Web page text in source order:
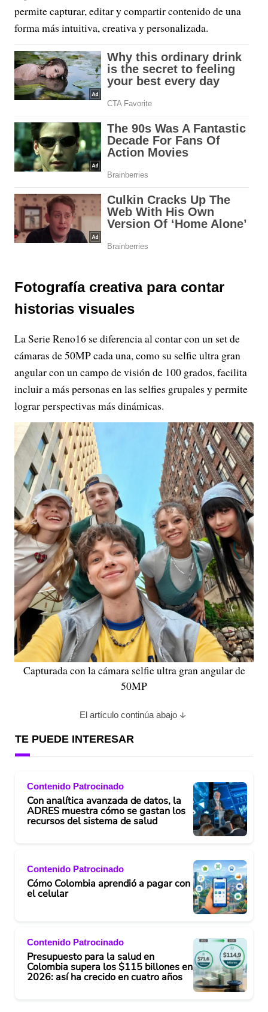
permite capturar, editar y compartir contenido de una
forma más intuitiva, creativa y personalizada.
Fotografía creativa para contar
historias visuales
La Serie Reno16 se diferencia al contar con un set de
cámaras de 50MP cada una, como su selfie ultra gran
angular con un campo de visión de 100 grados, facilita
incluir a más personas en las selfies grupales y permite
lograr perspectivas más dinámicas.
Capturada con la cámara selfie ultra gran angular de
50MP
El artículo continúa abajo
TE PUEDE INTERESAR
Contenido Patrocinado
Con analítica avanzada de datos, la
ADRES muestra cómo se gastan los
recursos del sistema de salud
Contenido Patrocinado
Cómo Colombia aprendió a pagar con
el celular
Contenido Patrocinado
Presupuesto para la salud en
Colombia supera los $115 billones en
2026: así ha crecido en cuatro años